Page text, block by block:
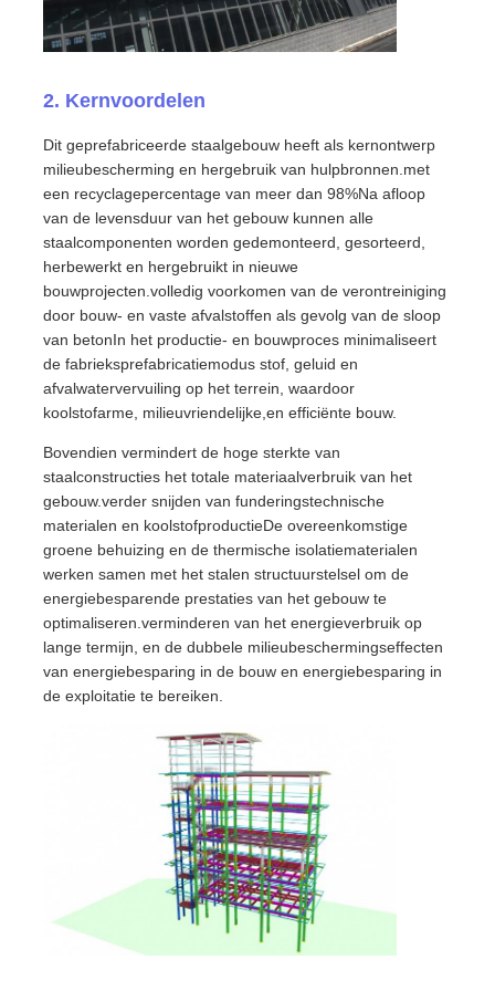
Stalen Bouwmateriaal
koeienstal
Paardenstal
Staalgarage
2. Kernvoordelen
Dit geprefabriceerde staalgebouw heeft als kernontwerp
milieubescherming en hergebruik van hulpbronnen.met
een recyclagepercentage van meer dan 98%Na afloop
van de levensduur van het gebouw kunnen alle
staalcomponenten worden gedemonteerd, gesorteerd,
herbewerkt en hergebruikt in nieuwe
bouwprojecten.volledig voorkomen van de verontreiniging
door bouw- en vaste afvalstoffen als gevolg van de sloop
van betonIn het productie- en bouwproces minimaliseert
de fabrieksprefabricatiemodus stof, geluid en
afvalwatervervuiling op het terrein, waardoor
koolstofarme, milieuvriendelijke,en efficiënte bouw.
Bovendien vermindert de hoge sterkte van
staalconstructies het totale materiaalverbruik van het
gebouw.verder snijden van funderingstechnische
materialen en koolstofproductieDe overeenkomstige
groene behuizing en de thermische isolatiematerialen
werken samen met het stalen structuurstelsel om de
energiebesparende prestaties van het gebouw te
optimaliseren.verminderen van het energieverbruik op
lange termijn, en de dubbele milieubeschermingseffecten
van energiebesparing in de bouw en energiebesparing in
de exploitatie te bereiken.